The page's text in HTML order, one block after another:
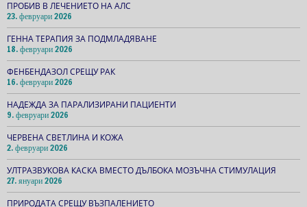
ПРОБИВ В ЛЕЧЕНИЕТО НА АЛС
23. февруари 2026
ГЕННА ТЕРАПИЯ ЗА ПОДМЛАДЯВАНЕ
18. февруари 2026
ФЕНБЕНДАЗОЛ СРЕЩУ РАК
16. февруари 2026
НАДЕЖДА ЗА ПАРАЛИЗИРАНИ ПАЦИЕНТИ
9. февруари 2026
ЧЕРВЕНА СВЕТЛИНА И КОЖА
2. февруари 2026
УЛТРАЗВУКОВА КАСКА ВМЕСТО ДЪЛБОКА МОЗЪЧНА СТИМУЛАЦИЯ
27. януари 2026
ПРИРОДАТА СРЕЩУ ВЪЗПАЛЕНИЕТО